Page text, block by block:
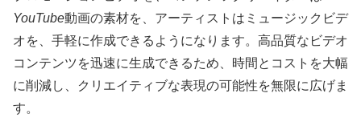
YouTube動画の素材を、アーティストはミュージックビデ
オを、手軽に作成できるようになります。高品質なビデオ
コンテンツを迅速に生成できるため、時間とコストを大幅
に削減し、クリエイティブな表現の可能性を無限に広げま
す。